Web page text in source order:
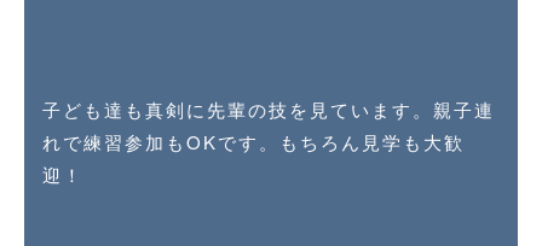
子ども達も真剣に先輩の技を見ています。親子連
れで練習参加もOKです。もちろん見学も大歓
迎！